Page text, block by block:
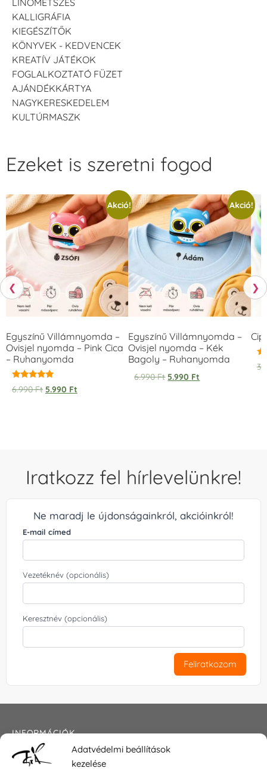
Adatvédelmi beállítások
kezelése
KALLIGRÁFIA
KIEGÉSZÍTŐK
KÖNYVEK - KEDVENCEK
KREATÍV JÁTÉKOK
FOGLALKOZTATÓ FÜZET
AJÁNDÉKKÁRTYA
NAGYKERESKEDELEM
KULTÚRMASZK
❮
Ezeket is szeretni fogod
Akció!
Egyszínű Villámnyomda –
Ovisjel nyomda – Pink Cica
– Ruhanyomda
Értékelés:
5.00
6.990Ft 5.990 Ft
Akció!
Egyszínű Villámnyomda –
Ovisjel nyomda – Kék
Bagoly – Ruhanyomda
6.990Ft 5.990 Ft
❯
Iratkozz fel hírlevelünkre!
Ne maradj le újdonságainkról, akcióinkról!
E-mail címed
Vezetéknév (opcionális)
Keresztnév (opcionális)
Feliratkozom
INFORMÁCIÓK
Általános szerződési feltételek